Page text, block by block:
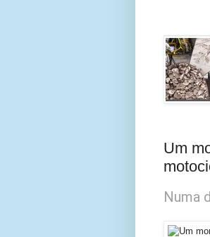
Um
Numa